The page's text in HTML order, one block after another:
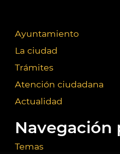
Ayuntamiento
La ciudad
Trámites
Atención ciudadana
Actualidad
Navegación
Temas